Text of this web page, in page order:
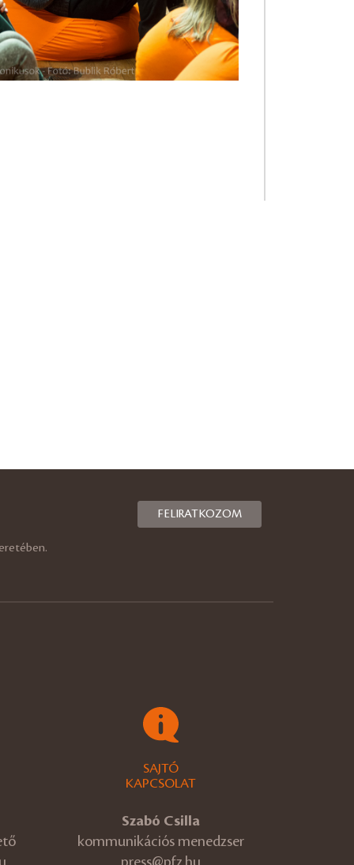
SAJTÓ
KAPCSOLAT
Szabó Csilla
kommunikációs menedzser
press@pfz.hu